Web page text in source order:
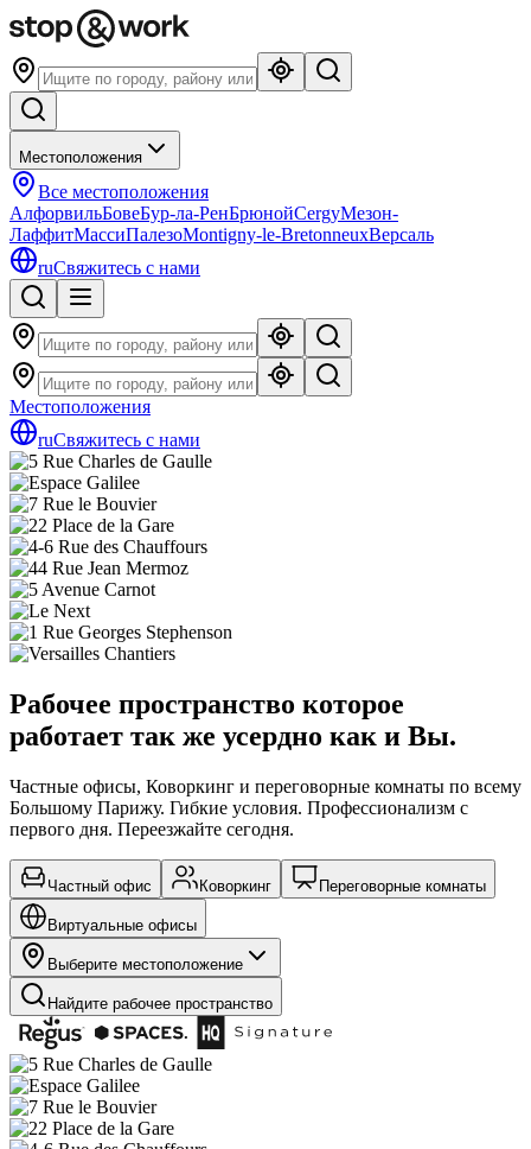
Местоположения
Все местоположения
АлфорвильБовеБур-ла-РенБрюнойCergyМезон-
ЛаффитМассиПалезоMontigny-le-BretonneuxВерсаль
ruСвяжитесь с нами
Местоположения
ruСвяжитесь с нами
Рабочее пространство которое
работает так же усердно как и Вы.
Частные офисы, Коворкинг и переговорные комнаты по всему
Большому Парижу. Гибкие условия. Профессионализм с
первого дня. Переезжайте сегодня.
Частный офис Коворкинг Переговорные комнаты
Виртуальные офисы
Выберите местоположение
Найдите рабочее пространство